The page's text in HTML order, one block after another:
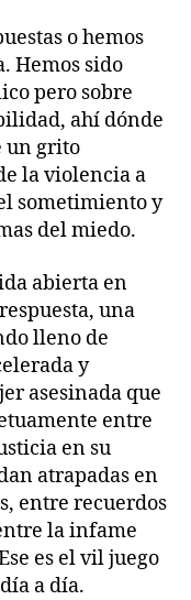
o hemos
Hemos sido
pero sobre
ahí dónde
un grito
la violencia a
sometimiento y
del miedo.
abierta en
una
lleno de
y
asesinada que
entre
en su
atrapadas en
entre recuerdos
la infame
es el vil juego
a día.